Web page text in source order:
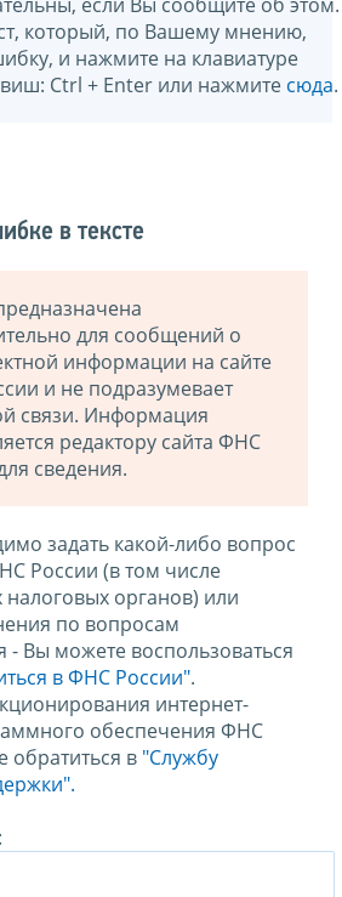
который, по Вашему мнению,
и нажмите на клавиатуре
Ctrl + Enter или нажмите сюда.
в тексте
для сообщений о
информации на сайте
и не подразумевает
связи. Информация
редактору сайта ФНС
сведения.
задать какой-либо вопрос
России (в том числе
органов) или
по вопросам
- Вы можете воспользоваться
в ФНС России".
интернет-
обеспечения ФНС
обратиться в "Службу